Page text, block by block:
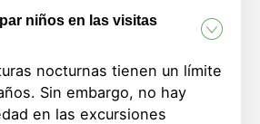
niños en las visitas
nocturnas tienen un límite
Sin embargo, no hay
en las excursiones